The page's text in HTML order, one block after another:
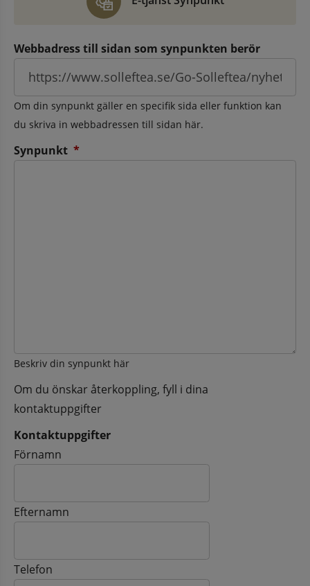
Webbadress till sidan som synpunkten berör
Om din synpunkt gäller en specifik sida eller funktion kan
du skriva in webbadressen till sidan här.
Synpunkt *
Beskriv din synpunkt här
Om du önskar återkoppling, fyll i dina
kontaktuppgifter
Kontaktuppgifter
Kontaktuppgifter
Förnamn
Efternamn
Telefon